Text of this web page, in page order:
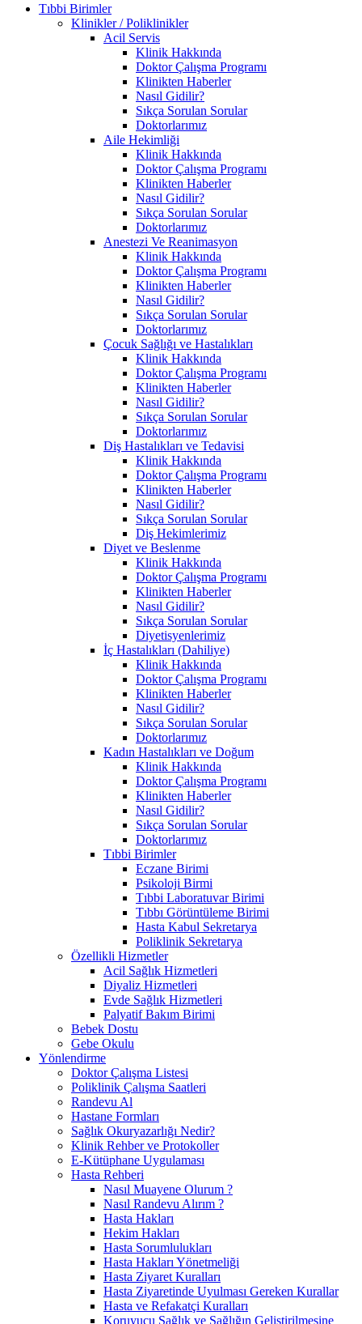
Tıbbi Birimler
Klinikler / Poliklinikler
Acil Servis
Klinik Hakkında
Doktor Çalışma Programı
Klinikten Haberler
Nasıl Gidilir?
Sıkça Sorulan Sorular
Doktorlarımız
Aile Hekimliği
Klinik Hakkında
Doktor Çalışma Programı
Klinikten Haberler
Nasıl Gidilir?
Sıkça Sorulan Sorular
Doktorlarımız
Anestezi Ve Reanimasyon
Klinik Hakkında
Doktor Çalışma Programı
Klinikten Haberler
Nasıl Gidilir?
Sıkça Sorulan Sorular
Doktorlarımız
Çocuk Sağlığı ve Hastalıkları
Klinik Hakkında
Doktor Çalışma Programı
Klinikten Haberler
Nasıl Gidilir?
Sıkça Sorulan Sorular
Doktorlarımız
Diş Hastalıkları ve Tedavisi
Klinik Hakkında
Doktor Çalışma Programı
Klinikten Haberler
Nasıl Gidilir?
Sıkça Sorulan Sorular
Diş Hekimlerimiz
Diyet ve Beslenme
Klinik Hakkında
Doktor Çalışma Programı
Klinikten Haberler
Nasıl Gidilir?
Sıkça Sorulan Sorular
Diyetisyenlerimiz
İç Hastalıkları (Dahiliye)
Klinik Hakkında
Doktor Çalışma Programı
Klinikten Haberler
Nasıl Gidilir?
Sıkça Sorulan Sorular
Doktorlarımız
Kadın Hastalıkları ve Doğum
Klinik Hakkında
Doktor Çalışma Programı
Klinikten Haberler
Nasıl Gidilir?
Sıkça Sorulan Sorular
Doktorlarımız
Tıbbi Birimler
Eczane Birimi
Psikoloji Birmi
Tıbbi Laboratuvar Birimi
Tıbbı Görüntüleme Birimi
Hasta Kabul Sekretarya
Poliklinik Sekretarya
Özellikli Hizmetler
Acil Sağlık Hizmetleri
Diyaliz Hizmetleri
Evde Sağlık Hizmetleri
Palyatif Bakım Birimi
Bebek Dostu
Gebe Okulu
Yönlendirme
Doktor Çalışma Listesi
Poliklinik Çalışma Saatleri
Randevu Al
Hastane Formları
Sağlık Okuryazarlığı Nedir?
Klinik Rehber ve Protokoller
E-Kütüphane Uygulaması
Hasta Rehberi
Nasıl Muayene Olurum ?
Nasıl Randevu Alırım ?
Hasta Hakları
Hekim Hakları
Hasta Sorumlulukları
Hasta Hakları Yönetmeliği
Hasta Ziyaret Kuralları
Hasta Ziyaretinde Uyulması Gereken Kurallar
Hasta ve Refakatçi Kuralları
Koruyucu Sağlık ve Sağlığın Geliştirilmesine